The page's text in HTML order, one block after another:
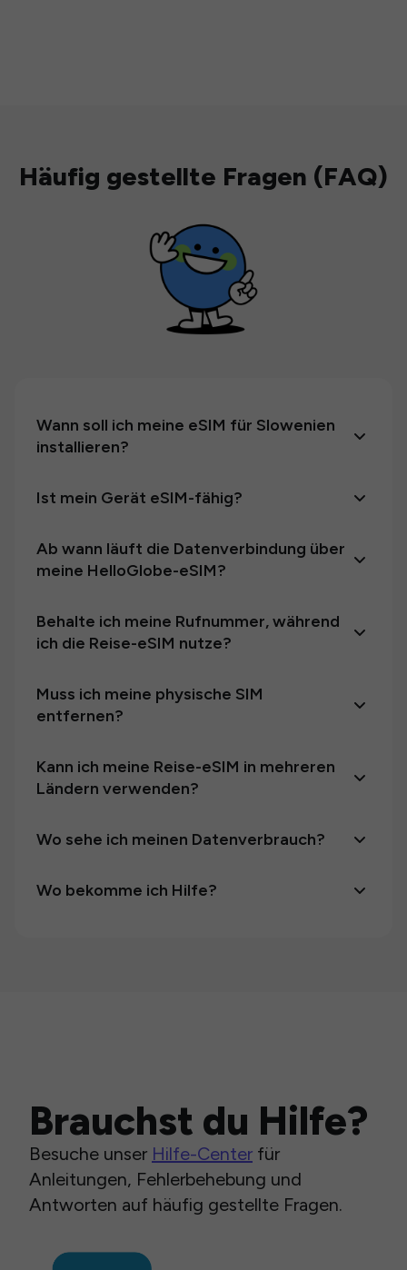
Häufig gestellte Fragen (FAQ)
Wann soll ich meine eSIM für Slowenien
installieren?
Ist mein Gerät eSIM-fähig?
Ab wann läuft die Datenverbindung über
meine HelloGlobe-eSIM?
Behalte ich meine Rufnummer, während
ich die Reise-eSIM nutze?
Muss ich meine physische SIM
entfernen?
Kann ich meine Reise-eSIM in mehreren
Ländern verwenden?
Wo sehe ich meinen Datenverbrauch?
Wo bekomme ich Hilfe?
Brauchst du Hilfe?
Besuche unser Hilfe-Center für
Anleitungen, Fehlerbehebung und
Antworten auf häufig gestellte Fragen.